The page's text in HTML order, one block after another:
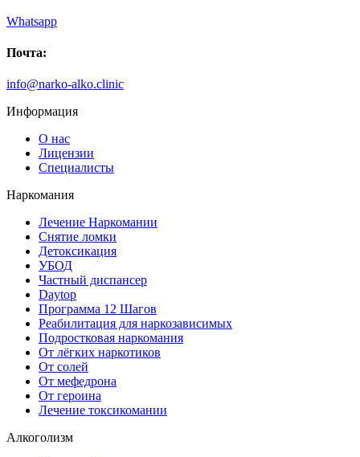
Whatsapp
Почта:
info@narko-alko.clinic
Информация
О нас
Лицензии
Специалисты
Наркомания
Лечение Наркомании
Снятие ломки
Детоксикация
УБОД
Частный диспансер
Daytop
Программа 12 Шагов
Реабилитация для наркозависимых
Подростковая наркомания
От лёгких наркотиков
От солей
От мефедрона
От героина
Лечение токсикомании
Алкоголизм